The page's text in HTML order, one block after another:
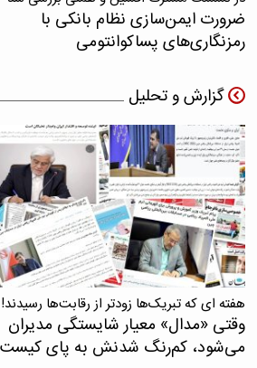
ضرورت ایمن‌سازی نظام بانکی با
رمزنگاری‌های پسا‌کوانتومی
گزارش و تحلیل
هفته ای که تبریک‌ها زودتر از رقابت‌ها رسیدند!
وقتی «مدال‌» معیار شایستگی مدیران
می‌شود، کم‌رنگ شدنش به پای